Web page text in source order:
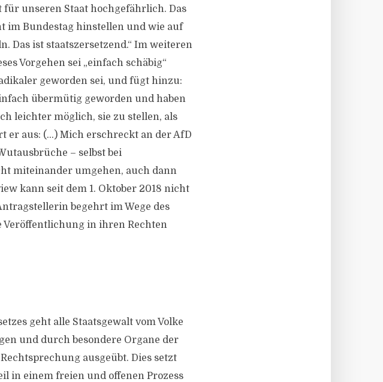
unseren Staat hochgefährlich. Das
im Bundestag hinstellen und wie auf
Das ist staatszersetzend.“ Im weiteren
Vorgehen sei „einfach schäbig“
geworden sei, und fügt hinzu:
übermütig geworden und haben
leichter möglich, sie zu stellen, als
er aus: (…) Mich erschreckt an der AfD
– selbst bei
miteinander umgehen, auch dann
kann seit dem 1. Oktober 2018 nicht
begehrt im Wege des
in ihren Rechten
geht alle Staatsgewalt vom Volke
und durch besondere Organe der
ausgeübt. Dies setzt
in einem freien und offenen Prozess